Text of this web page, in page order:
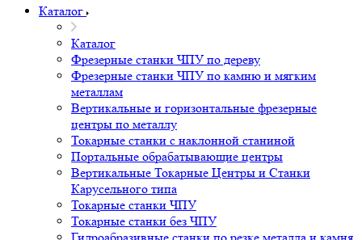
Каталог
Каталог
Фрезерные станки ЧПУ по дереву
Фрезерные станки ЧПУ по камню и мягким
металлам
Вертикальные и горизонтальные фрезерные
центры по металлу
Токарные станки с наклонной станиной
Портальные обрабатывающие центры
Вертикальные Токарные Центры и Станки
Карусельного типа
Токарные станки ЧПУ
Токарные станки без ЧПУ